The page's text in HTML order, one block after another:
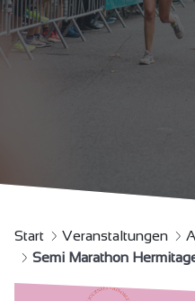
Start Veranstaltungen
Semi Marathon